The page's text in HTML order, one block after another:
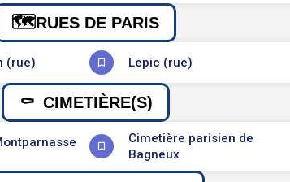
RUES DE PARIS
(rue) Lepic (rue)
CIMETIÈRE(S)
Cimetière parisien de
Bagneux